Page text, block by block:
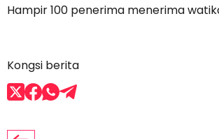
Hampir 100 penerima menerima
Kongsi berita